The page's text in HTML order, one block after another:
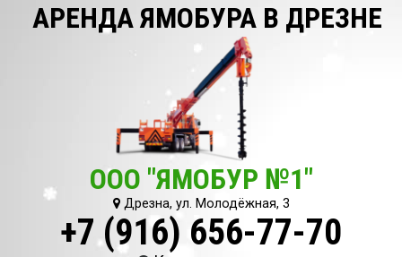
АРЕНДА ЯМОБУРА В ДРЕЗНЕ
ООО "ЯМОБУР №1"
Дрезна, ул. Молодёжная, 3
+7 (916) 656-77-70